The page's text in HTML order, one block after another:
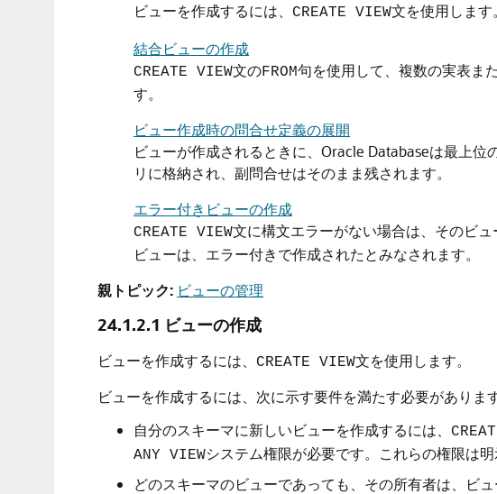
ビューを作成するには、
CREATE VIEW文を使用します。
結合ビューの作成
CREATE VIEW文のFROM句を使用して、複数の実表ま
す。
ビュー作成時の問合せ定義の展開
ビューが作成されるときに、Oracle Databaseは最上
リに格納され、副問合せはそのまま残されます。
エラー付きビューの作成
CREATE VIEW文に構文エラーがない場合は、そのビ
ビューは、エラー付きで作成されたとみなされます。
親トピック: ビューの管理
24.1.2.1 ビューの作成
ビューを作成するには、 CREATE VIEW文を使用します。
ビューを作成するには、次に示す要件を満たす必要があります
自分のスキーマに新しいビューを作成するには、
ANY VIEWシステム権限が必要です。これらの権限は
どのスキーマのビューであっても、その所有者は、ビ